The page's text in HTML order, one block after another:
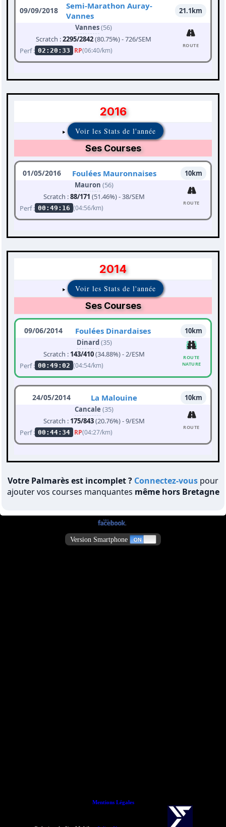
09/09/2018
Semi-Marathon Auray-
Vannes
21.1km
Vannes(56)
Scratch :2295/2842(80.75%) - 726/SEM
Perf : 02:20:33 RP(06:40/km)
ROUTE
2016
Voir les Stats de l'année
Ses Courses
01/05/2016 Foulées Mauronnaises
10km
Mauron (56)
Scratch :88/171 (51.46%) - 38/SEM
Perf : 00:49:16 (04:56/km)
ROUTE
2014
Voir les Stats de l'année
Ses Courses
09/06/2014 Foulées Dinardaises
10km
Dinard(35)
Scratch : 143/410(34.88%) - 2/ESM
Perf : 00:49:02 (04:54/km)
ROUTE
NATURE
24/05/2014 La Malouine
10km
Cancale (35)
Scratch : 175/843(20.76%) - 9/ESM
Perf : 00:44:34 RP(04:27/km)
ROUTE
Votre Palmarès est incomplet ? Connectez-vous pour
ajouter vos courses manquantes même hors Bretagne
Version Smartphone
Mentions Légales